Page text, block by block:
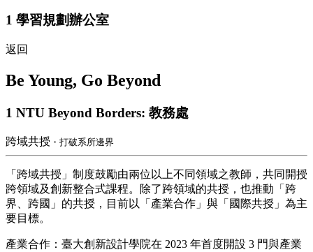
1 學習規劃辦公室
返回
Be Young, Go Beyond
1 NTU Beyond Borders: 教務處
跨域共授 ・打破系所邊界
「跨域共授」制度鼓勵由兩位以上不同領域之教師，共同開授
跨領域及創新整合式課程。除了跨領域的共授，也推動「跨
界、跨國」的共授，目前以「產業合作」與「國際共授」為主
要目標。
產業合作：臺大創新設計學院在 2023 年首度開設 3 門與產業